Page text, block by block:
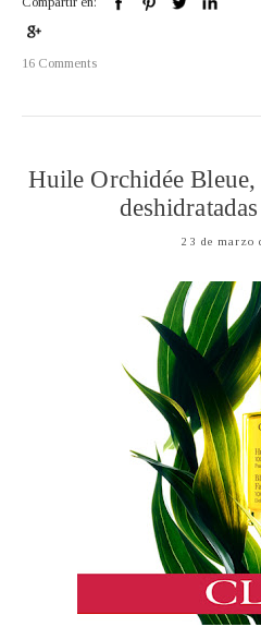
16 Comments
Huile Orchidée Bleue,
23 de marzo